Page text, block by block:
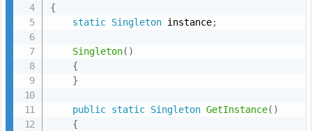
コ
ド
1.
2.
{
static Singleton instance;
Singleton( )
{
}
public static Singleton GetInstance( )
{